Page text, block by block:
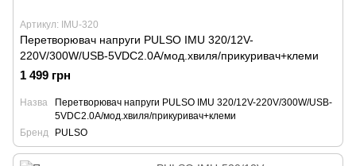
Артикул: IMU-320
Перетворювач напруги PULSO IMU 320/12V-
220V/300W/USB-5VDC2.0A/мод.хвиля/прикуривач+клеми
1 499 грн
Назва
Перетворювач напруги PULSO IMU 320/12V-220V/300W/USB-
5VDC2.0A/мод.хвиля/прикуривач+клеми
Бренд
PULSO